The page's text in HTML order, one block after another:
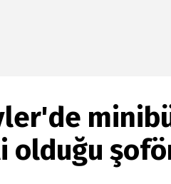
olduğu